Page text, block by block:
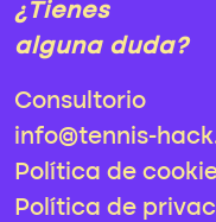
¿Tienes
alguna duda?
Consultorio
info@tennis-
Política de
Política de